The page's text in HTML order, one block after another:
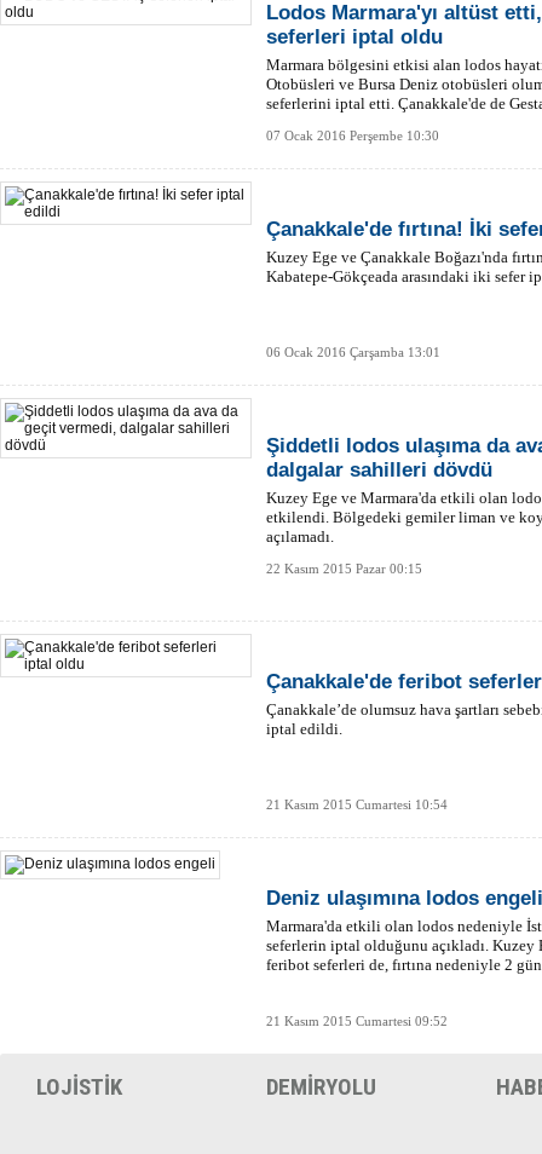
Lodos Marmara'yı altüst
seferleri iptal oldu
Marmara bölgesini etkisi alan lodos
Otobüsleri ve Bursa Deniz otobüsleri
seferlerini iptal etti. Çanakkale'de de
07 Ocak 2016 Perşembe 10:30
Çanakkale'de fırtına! İki
Kuzey Ege ve Çanakkale Boğazı'nda
Kabatepe-Gökçeada arasındaki iki sefer
06 Ocak 2016 Çarşamba 13:01
Şiddetli lodos ulaşıma da
dalgalar sahilleri dövdü
Kuzey Ege ve Marmara'da etkili olan
etkilendi. Bölgedeki gemiler liman ve
açılamadı.
22 Kasım 2015 Pazar 00:15
Çanakkale'de feribot
Çanakkale’de olumsuz hava şartları
iptal edildi.
21 Kasım 2015 Cumartesi 10:54
Deniz ulaşımına lodos engeli
Marmara'da etkili olan lodos nedeniyle
seferlerin iptal olduğunu açıkladı. Kuzey
feribot seferleri de, fırtına nedeniyle 2
21 Kasım 2015 Cumartesi 09:52
LOJİSTİK DEMİRYOLU